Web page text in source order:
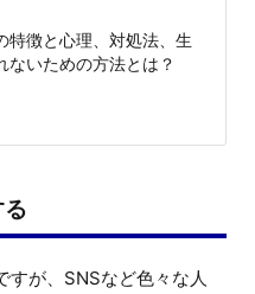
特徴と心理、対処法、生
ないための方法とは？
すが、SNSなど色々な人